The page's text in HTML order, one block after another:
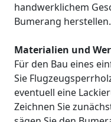
handwerklichem
Bumerang herstellen.
Materialien und
Für den Bau eines
Sie
eventuell eine
Zeichnen Sie